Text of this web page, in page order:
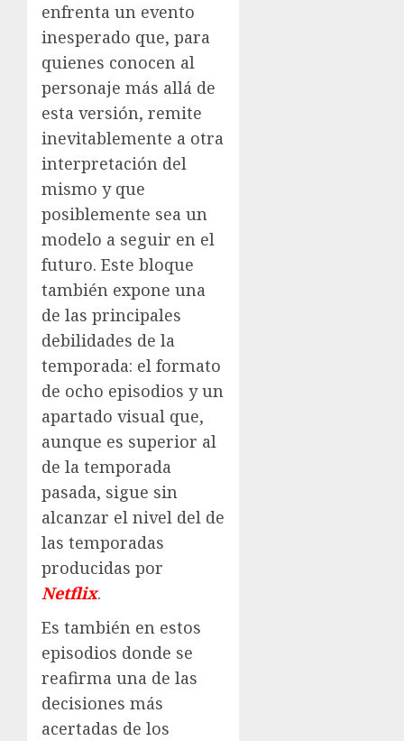
enfrenta un evento
inesperado que, para
quienes conocen al
personaje más allá de
esta versión, remite
inevitablemente a otra
interpretación del
mismo y que
posiblemente sea un
modelo a seguir en el
futuro. Este bloque
también expone una
de las principales
debilidades de la
temporada: el formato
de ocho episodios y un
apartado visual que,
aunque es superior al
de la temporada
pasada, sigue sin
alcanzar el nivel del de
las temporadas
producidas por
Netflix.
Es también en estos
episodios donde se
reafirma una de las
decisiones más
acertadas de los